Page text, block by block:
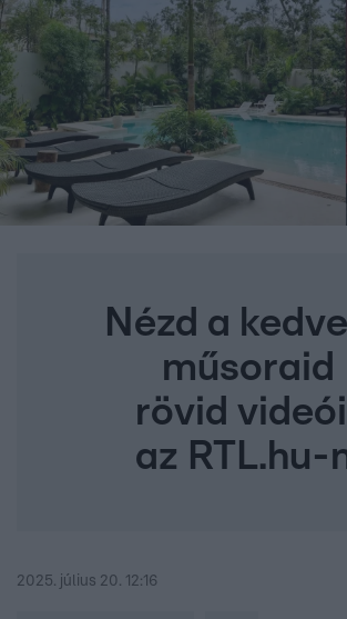
Nézd a
műsoraid
rövid
az RTL.hu-
2025. július 20. 12:16